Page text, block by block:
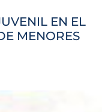
EN EL
MENORES